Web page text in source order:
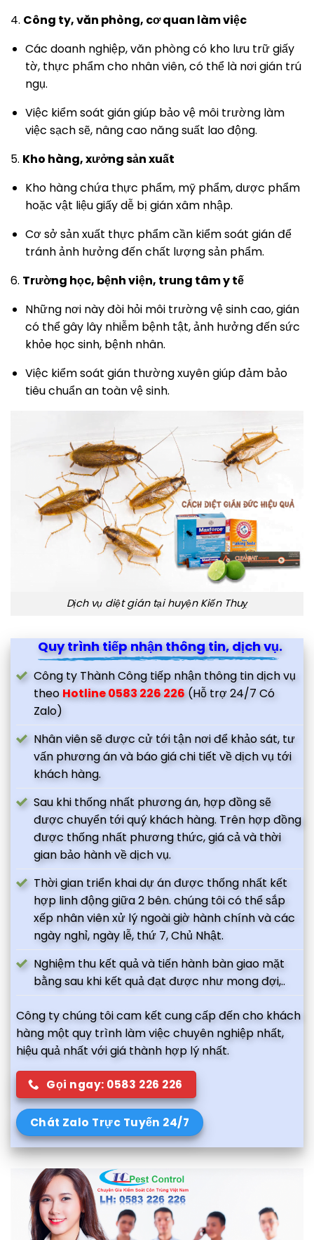
4. Công ty, văn phòng, cơ quan làm việc
Các doanh nghiệp, văn phòng có kho lưu trữ giấy
tờ, thực phẩm cho nhân viên, có thể là nơi gián trú
ngụ.
Việc kiểm soát gián giúp bảo vệ môi trường làm
việc sạch sẽ, nâng cao năng suất lao động.
5. Kho hàng, xưởng sản xuất
Kho hàng chứa thực phẩm, mỹ phẩm, dược phẩm
hoặc vật liệu giấy dễ bị gián xâm nhập.
Cơ sở sản xuất thực phẩm cần kiểm soát gián để
tránh ảnh hưởng đến chất lượng sản phẩm.
6. Trường học, bệnh viện, trung tâm y tế
Những nơi này đòi hỏi môi trường vệ sinh cao, gián
có thể gây lây nhiễm bệnh tật, ảnh hưởng đến sức
khỏe học sinh, bệnh nhân.
Việc kiểm soát gián thường xuyên giúp đảm bảo
tiêu chuẩn an toàn vệ sinh.
Dịch vụ diệt gián tại huyện Kiến Thuỵ
Quy trình tiếp nhận thông tin, dịch vụ.
Công ty Thành Công tiếp nhận thông tin dịch vụ
theo Hotline 0583 226 226(Hỗ trợ 24/7 Có
Zalo)
Nhân viên sẽ được cử tới tận nơi để khảo sát, tư
vấn phương án và báo giá chi tiết về dịch vụ tới
khách hàng.
Sau khi thống nhất phương án, hợp đồng sẽ
được chuyển tới quý khách hàng. Trên hợp đồng
được thống nhất phương thức, giá cả và thời
gian bảo hành về dịch vụ.
Thời gian triển khai dự án được thống nhất kết
hợp linh động giữa 2 bên. chúng tôi có thể sắp
xếp nhân viên xử lý ngoài giờ hành chính và các
ngày nghỉ, ngày lễ, thứ 7, Chủ Nhật.
Nghiệm thu kết quả và tiến hành bàn giao mặt
bằng sau khi kết quả đạt được như mong đợi,..
Công ty chúng tôi cam kết cung cấp đến cho khách
hàng một quy trình làm việc chuyên nghiệp nhất,
hiệu quả nhất với giá thành hợp lý nhất.
Gọi ngay: 0583 226 226
Chát Zalo Trực Tuyến 24/7